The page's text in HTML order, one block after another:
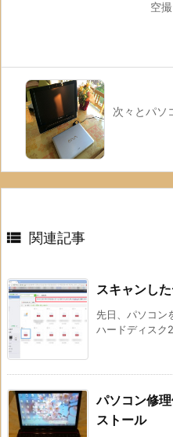
空
次々とパソ
 関連記事
スキャンし
先日、パソコン
ハードディスク
パソコン修
ストール